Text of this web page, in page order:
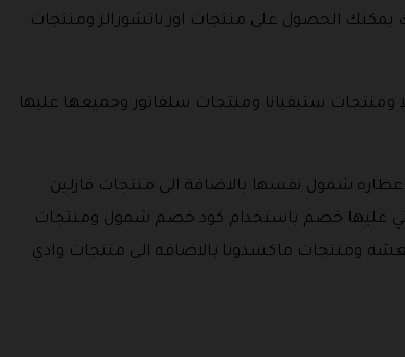
يمكنك الحصول على منتجات اوز ناتشورالز ومنتجات
ومنتجات ستيفيانا ومنتجات سلفاتور وجميعها عليها
شمول نفسها بالاضافة الى منتجات فازلين
عليها خصم باستخدام كود خصم شمول ومنتجات
ومنتجات ماكسدونا بالاضافه الى منتجات وادي